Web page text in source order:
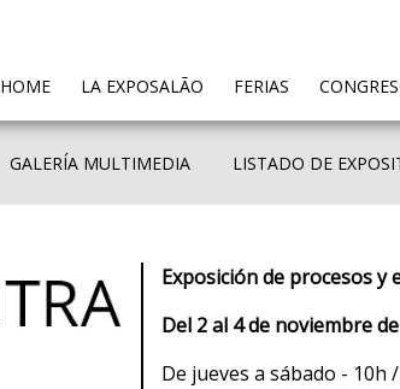
HOME(CURRENT)
LA EXPOSALÃO FERIAS
GALERÍA MULTIMEDIA LISTADO DE
Exposición de procesos y
Del 2 al 4 de noviembre
De jueves a sábado - 10h